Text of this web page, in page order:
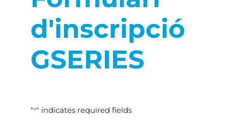
TEST
MÈDIA
d'inscripció
GSERIES
"*" indicates required fields